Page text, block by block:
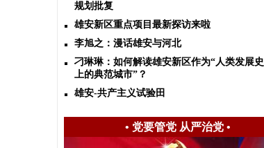
规划批复
雄安新区重点项目最新探访来啦
李旭之：漫话雄安与河北
刁琳琳：如何解读雄安新区作为“人类发展史
上的典范城市”？
雄安-共产主义试验田
• 党要管党 从严治党•